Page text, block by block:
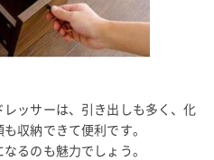
ッサーは、引き出しも多く、化
収納できて便利です。
るのも魅力でしょう。